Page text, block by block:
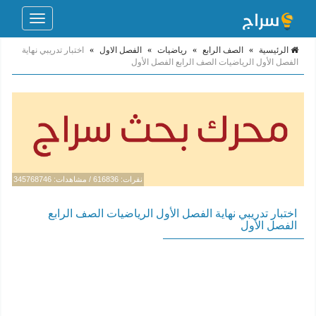
Toggle
الرئيسية » الصف الرابع » رياضيات » الفصل الاول »
اختبار تدريبي نهاية
الفصل الأول الرياضيات الصف الرابع الفصل الأول
نقرات: 616836 / مشاهدات: 345768746
اختبار تدريبي نهاية الفصل الأول الرياضيات الصف الرابع
الفصل الأول